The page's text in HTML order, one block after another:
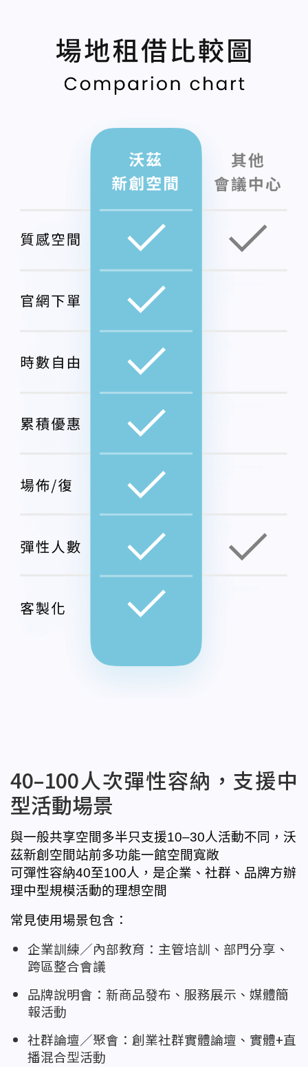
40–100人次彈性容納，支援中
型活動場景
與一般共享空間多半只支援10–30人活動不同，沃
茲新創空間站前多功能一館空間寬敞
可彈性容納40至100人，是企業、社群、品牌方辦
理中型規模活動的理想空間
常見使用場景包含：
企業訓練／內部教育：主管培訓、部門分享、
跨區整合會議
品牌說明會：新商品發布、服務展示、媒體簡
報活動
社群論壇／聚會：創業社群實體論壇、實體+直
播混合型活動